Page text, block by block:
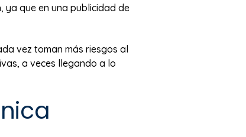
ya que en una publicidad de
vez toman más riesgos al
a veces llegando a lo